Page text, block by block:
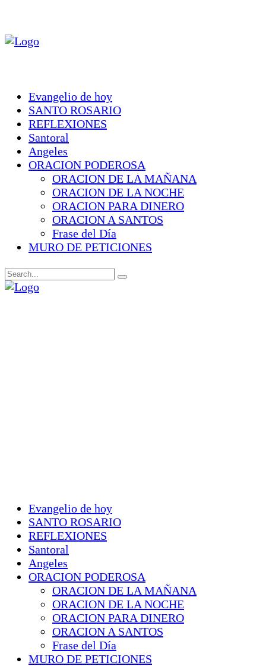
Evangelio de hoy
SANTO ROSARIO
REFLEXIONES
Santoral
Angeles
ORACION PODEROSA
ORACION DE LA MAÑANA
ORACION DE LA NOCHE
ORACION PARA DINERO
ORACION A SANTOS
Frase del Día
MURO DE PETICIONES
Evangelio de hoy
SANTO ROSARIO
REFLEXIONES
Santoral
Angeles
ORACION PODEROSA
ORACION DE LA MAÑANA
ORACION DE LA NOCHE
ORACION PARA DINERO
ORACION A SANTOS
Frase del Día
MURO DE PETICIONES